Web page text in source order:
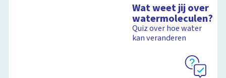
Wat weet jij over
watermoleculen?
Quiz over hoe water
kan veranderen